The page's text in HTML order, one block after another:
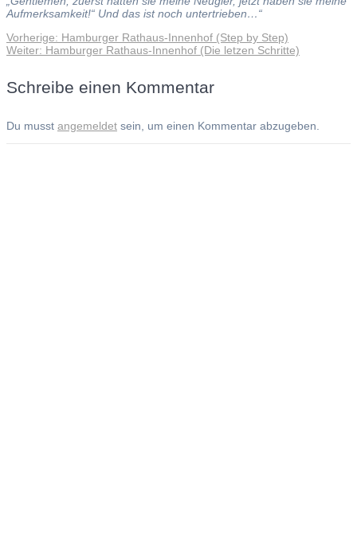
Aufmerksamkeit!“ Und das ist noch untertrieben…“
Beitragsnavigation
Vorherige: Vorheriger
Beitrag:
Hamburger Rathaus-Innenhof (Step by Step)
Weiter: Nächster
Hamburger Rathaus-Innenhof (Die letzen Schritte)
Schreibe einen Kommentar
Du musst angemeldet sein, um einen Kommentar abzugeben.